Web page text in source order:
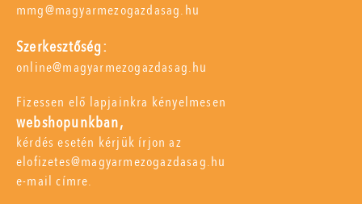
mmg@magyarmezogazdasag.hu
Szerkesztőség:
online@magyarmezogazdasag.hu
Fizessen elő lapjainkra kényelmesen
webshopunkban,
kérdés esetén kérjük írjon az
elofizetes@magyarmezogazdasag.hu
e-mail címre.